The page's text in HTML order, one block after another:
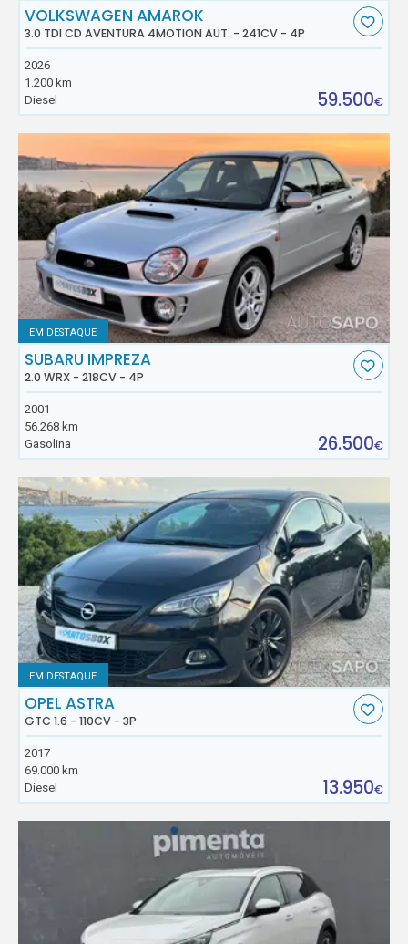
VOLKSWAGEN AMAROK
3.0 TDI CD AVENTURA 4MOTION AUT. - 241CV - 4P
2026
1.200 km
Diesel
59.500€
EM DESTAQUE
SUBARU IMPREZA
2.0 WRX - 218CV - 4P
2001
56.268 km
Gasolina
26.500€
EM DESTAQUE
OPEL ASTRA
GTC 1.6 - 110CV - 3P
2017
69.000 km
Diesel
13.950€